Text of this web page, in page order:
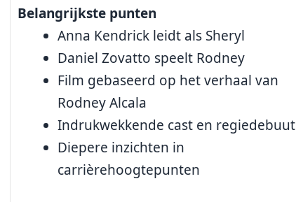
Belangrijkste punten
Anna Kendrick leidt als Sheryl
Daniel Zovatto speelt Rodney
Film gebaseerd op het verhaal van
Rodney Alcala
Indrukwekkende cast en regiedebuut
Diepere inzichten in
carrièrehoogtepunten